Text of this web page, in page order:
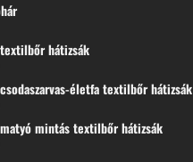
hátizsák
életfa textilbőr hátizsák
mintás textilbőr hátizsák